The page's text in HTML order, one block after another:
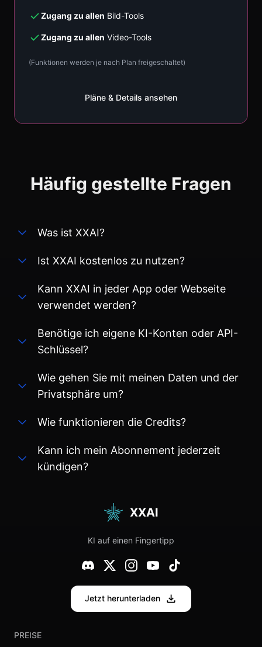
Zugang zu allen Bild-Tools
Zugang zu allen Video-Tools
(Funktionen werden je nach Plan freigeschaltet)
Pläne & Details ansehen
Häufig gestellte Fragen
Was ist XXAI?
Ist XXAI kostenlos zu nutzen?
Kann XXAI in jeder App oder Webseite
verwendet werden?
Benötige ich eigene KI-Konten oder API-
Schlüssel?
Wie gehen Sie mit meinen Daten und der
Privatsphäre um?
Wie funktionieren die Credits?
Kann ich mein Abonnement jederzeit
kündigen?
XXAI
KI auf einen Fingertipp
Jetzt herunterladen
PREISE